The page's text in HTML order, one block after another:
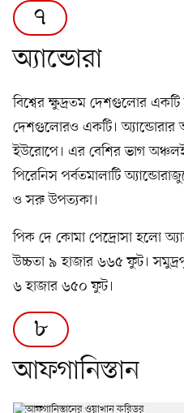
৭
অ্যান্ডোরা
বিশ্বের ক্ষুদ্রতম দেশগুলোর একটি
দেশগুলোরও একটি। অ্যান্ডোরার
ইউরোপে। এর বেশির ভাগ অঞ্চলই
পিরেনিস পর্বতমালাটি
ও সরু উপত্যকা।
পিক দে কোমা পেদ্রোসা হলো
উচ্চতা ৯ হাজার ৬৬৫ ফুট।
৬ হাজার ৬৫০ ফুট।
৮
আফগানিস্তান